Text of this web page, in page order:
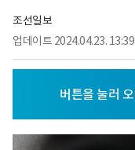
조선일보
업데이트 2024.04.23. 13:39